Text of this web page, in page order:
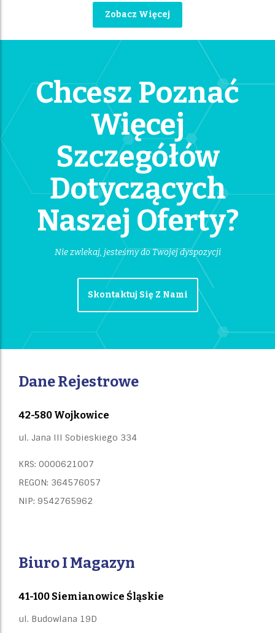
Zobacz Więcej
Chcesz Poznać
Więcej
Szczegółów
Dotyczących
Naszej Oferty?
Nie zwlekaj, jesteśmy do Twojej dyspozycji
Skontaktuj Się Z Nami
Dane Rejestrowe
42-580 Wojkowice
ul. Jana III Sobieskiego 334
KRS: 0000621007
REGON: 364576057
NIP: 9542765962
Biuro I Magazyn
41-100 Siemianowice Śląskie
ul. Budowlana 19D